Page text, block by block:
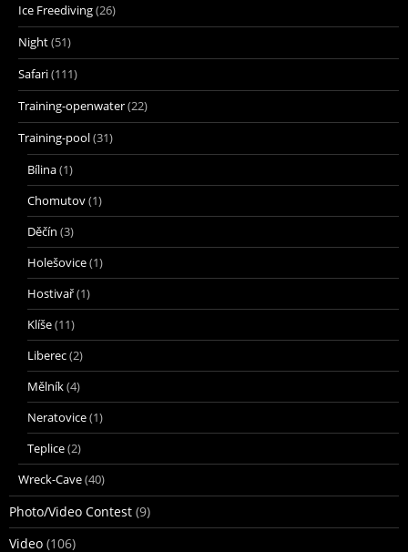
Ice Freediving(26)
Night(51)
Safari(111)
Training-openwater(22)
Training-pool(31)
Bílina(1)
Chomutov(1)
Děčín (3)
Holešovice(1)
Hostivař(1)
Klíše(11)
Liberec(2)
Mělník(4)
Neratovice(1)
Teplice(2)
Wreck-Cave(40)
Photo/Video Contest (9)
Video (106)